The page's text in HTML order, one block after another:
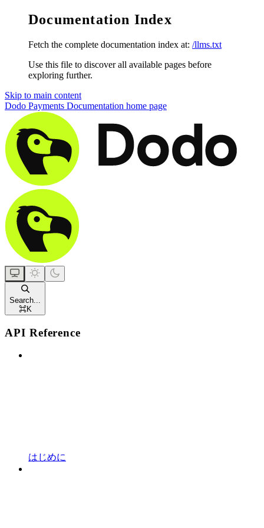
Documentation Index
Fetch the complete documentation index at: /llms.txt
Use this file to discover all available pages before
exploring further.
Skip to main content
Dodo Payments Documentation home page
Search...
⌘K
API Reference
はじめに